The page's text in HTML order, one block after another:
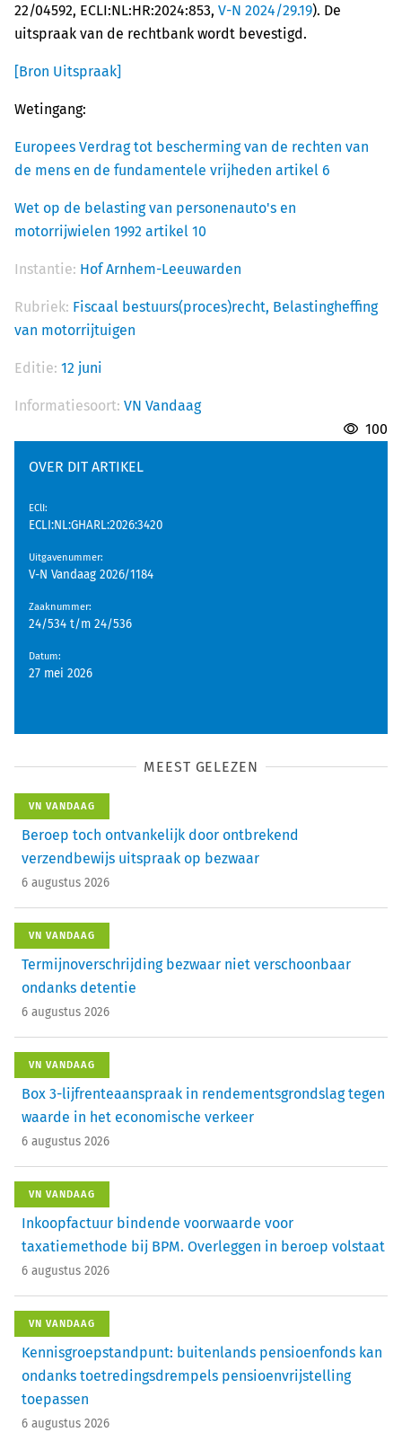
22/04592, ECLI:NL:HR:2024:853, V-N 2024/29.19). De
uitspraak van de rechtbank wordt bevestigd.
[Bron Uitspraak]
Wetingang:
Europees Verdrag tot bescherming van de rechten van
de mens en de fundamentele vrijheden artikel 6
Wet op de belasting van personenauto's en
motorrijwielen 1992 artikel 10
Instantie: Hof Arnhem-Leeuwarden
Rubriek: Fiscaal bestuurs(proces)recht, Belastingheffing
van motorrijtuigen
Editie: 12 juni
Informatiesoort: VN Vandaag
100
OVER DIT ARTIKEL
EClI:
ECLI:NL:GHARL:2026:3420
Uitgavenummer:
V-N Vandaag 2026/1184
Zaaknummer:
24/534 t/m 24/536
Datum:
27 mei 2026
MEEST GELEZEN
VN VANDAAG
Beroep toch ontvankelijk door ontbrekend
verzendbewijs uitspraak op bezwaar
6 augustus 2026
VN VANDAAG
Termijnoverschrijding bezwaar niet verschoonbaar
ondanks detentie
6 augustus 2026
VN VANDAAG
Box 3-lijfrenteaanspraak in rendementsgrondslag tegen
waarde in het economische verkeer
6 augustus 2026
VN VANDAAG
Inkoopfactuur bindende voorwaarde voor
taxatiemethode bij BPM. Overleggen in beroep volstaat
6 augustus 2026
VN VANDAAG
Kennisgroepstandpunt: buitenlands pensioenfonds kan
ondanks toetredingsdrempels pensioenvrijstelling
toepassen
6 augustus 2026